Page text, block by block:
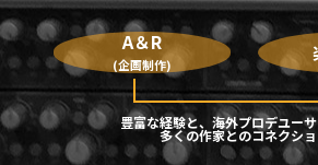
A＆R
(企画制作)
豊富な経験と、海外プロデユー
多くの作家とのコネクシ